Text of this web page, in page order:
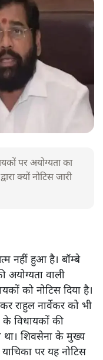
पर अयोग्यता का
क्यों नोटिस जारी
नहीं हुआ है। बॉम्बे
अयोग्यता वाली
को नोटिस दिया है।
राहुल नार्वेकर को भी
के विधायकों की
था। शिवसेना के मुख्य
पर यह नोटिस